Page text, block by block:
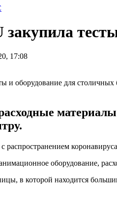
17:08
распространением
оборудование,
в которой находится